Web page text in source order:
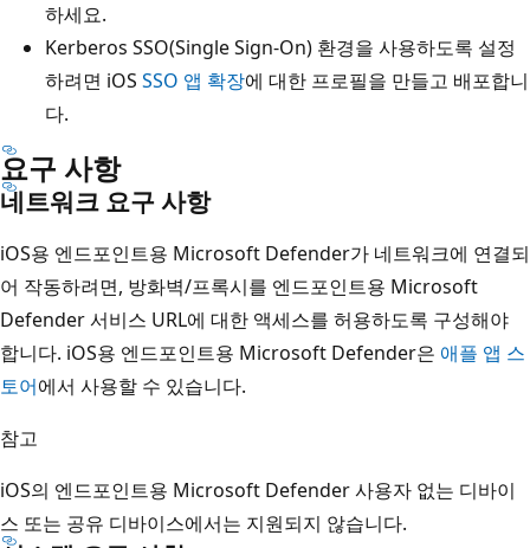
하세요.
Kerberos SSO(Single Sign-On) 환경을 사용하도록 설정
하려면 iOS SSO 앱 확장에 대한 프로필을 만들고 배포합니
다.
요구 사항
네트워크 요구 사항
iOS용 엔드포인트용 Microsoft Defender가 네트워크에 연결되
어 작동하려면, 방화벽/프록시를 엔드포인트용 Microsoft
Defender 서비스 URL에 대한 액세스를 허용하도록 구성해야
합니다. iOS용 엔드포인트용 Microsoft Defender은 애플 앱 스
토어에서 사용할 수 있습니다.
참고
iOS의 엔드포인트용 Microsoft Defender 사용자 없는 디바이
스 또는 공유 디바이스에서는 지원되지 않습니다.